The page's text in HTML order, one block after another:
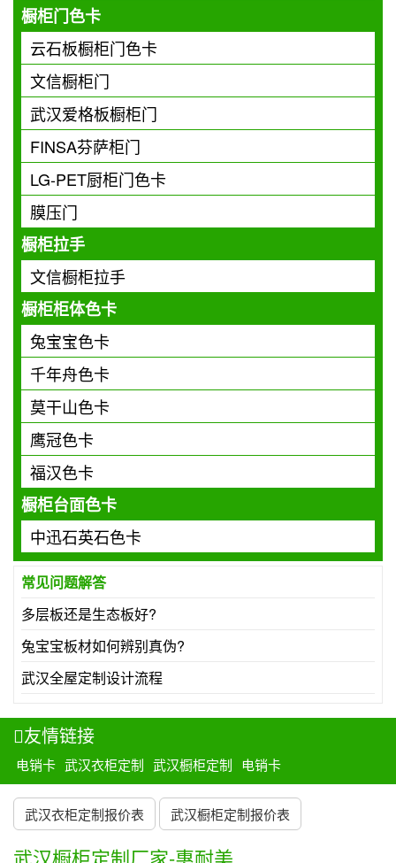
橱柜门色卡
云石板橱柜门色卡
文信橱柜门
武汉爱格板橱柜门
FINSA芬萨柜门
LG-PET厨柜门色卡
膜压门
橱柜拉手
文信橱柜拉手
橱柜柜体色卡
兔宝宝色卡
千年舟色卡
莫干山色卡
鹰冠色卡
福汉色卡
橱柜台面色卡
中迅石英石色卡
常见问题解答
多层板还是生态板好?
兔宝宝板材如何辨别真伪?
武汉全屋定制设计流程
友情链接
电销卡 武汉衣柜定制 武汉橱柜定制 电销卡
武汉衣柜定制报价表 武汉橱柜定制报价表
武汉橱柜定制厂家-惠耐美